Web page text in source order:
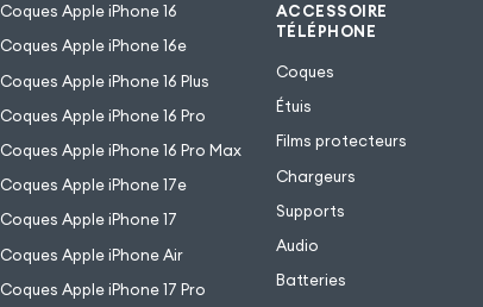
Coques Apple iPhone 16
Coques Apple iPhone 16e
Coques Apple iPhone 16 Plus
Coques Apple iPhone 16 Pro
Coques Apple iPhone 16 Pro Max
Coques Apple iPhone 17e
Coques Apple iPhone 17
Coques Apple iPhone Air
Coques Apple iPhone 17 Pro
ACCESSOIRE
TÉLÉPHONE
Coques
Étuis
Films protecteurs
Chargeurs
Supports
Audio
Batteries